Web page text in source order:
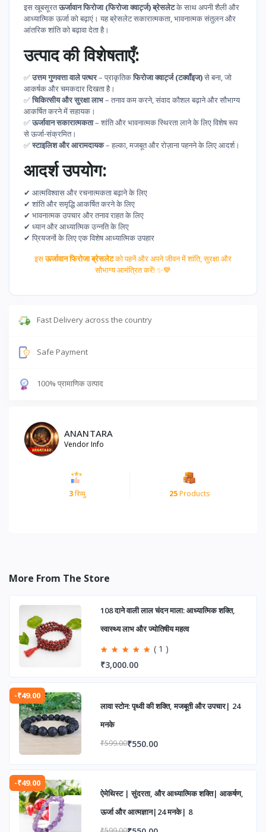
इस खूबसूरतऊर्जावान फिरोजा (फिरोजा क्वार्ट्ज) ब्रेसलेटके साथ अपनी शैली और
आध्यात्मिक ऊर्जा को बढ़ाएं। यह ब्रेसलेट सकारात्मकता, भावनात्मक संतुलन और
आंतरिक शांति को बढ़ावा देता है।
उत्पाद की विशेषताएँ:
✅उत्तम गुणवत्ता वाले पत्थर– प्राकृतिकफिरोजा क्वार्ट्ज (टर्क्वॉइज)से बना, जो
आकर्षक और चमकदार दिखता है।
✅चिकित्सीय और सुरक्षा लाभ– तनाव कम करने, संवाद कौशल बढ़ाने और सौभाग्य
आकर्षित करने में सहायक।
✅ऊर्जावान सकारात्मकता– शांति और भावनात्मक स्थिरता लाने के लिए विशेष रूप
से ऊर्जा-संक्रमित।
✅स्टाइलिश और आरामदायक– हल्का, मजबूत और रोज़ाना पहनने के लिए आदर्श।
आदर्श उपयोग:
✔ आत्मविश्वास और रचनात्मकता बढ़ाने के लिए
✔ शांति और समृद्धि आकर्षित करने के लिए
✔ भावनात्मक उपचार और तनाव राहत के लिए
✔ ध्यान और आध्यात्मिक उन्नति के लिए
✔ प्रियजनों के लिए एक विशेष आध्यात्मिक उपहार
इसऊर्जावान फिरोजा ब्रेसलेटको पहनें और अपने जीवन में शांति, सुरक्षा और
सौभाग्य आमंत्रित करें! ✨💙
Fast Delivery across the country
Safe Payment
100% प्रामाणिक उत्पाद
ANANTARA
Vendor Info
3रिव्यु 25Products
More From The Store
108 दाने वाली लाल चंदन माला: आध्यात्मिक शक्ति,
स्वास्थ्य लाभ और ज्योतिषीय महत्व
( 1 )
₹3,000.00
-₹49.00
लावा स्टोन: पृथ्वी की शक्ति, मजबूती और उपचार| 24
मनके
₹599.00₹550.00
-₹49.00
ऐमेथिस्ट | सुंदरता, और आध्यात्मिक शक्ति| आकर्षण,
ऊर्जा और आत्मज्ञान|24 मनके| 8